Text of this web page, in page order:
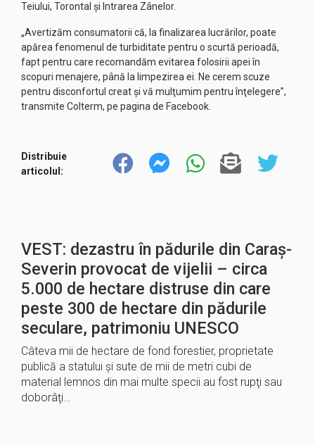
Teiului, Torontal și Intrarea Zânelor.
„Avertizăm consumatorii că, la finalizarea lucrărilor, poate
apărea fenomenul de turbiditate pentru o scurtă perioadă,
fapt pentru care recomandăm evitarea folosirii apei în
scopuri menajere, până la limpezirea ei. Ne cerem scuze
pentru disconfortul creat şi vă mulţumim pentru înţelegere”,
transmite Colterm, pe pagina de Facebook.
Distribuie
articolul:
VEST: dezastru în pădurile din Caraș-
Severin provocat de vijelii – circa
5.000 de hectare distruse din care
peste 300 de hectare din pădurile
seculare, patrimoniu UNESCO
Câteva mii de hectare de fond forestier, proprietate
publică a statului şi sute de mii de metri cubi de
material lemnos din mai multe specii au fost rupţi sau
doborâţi…